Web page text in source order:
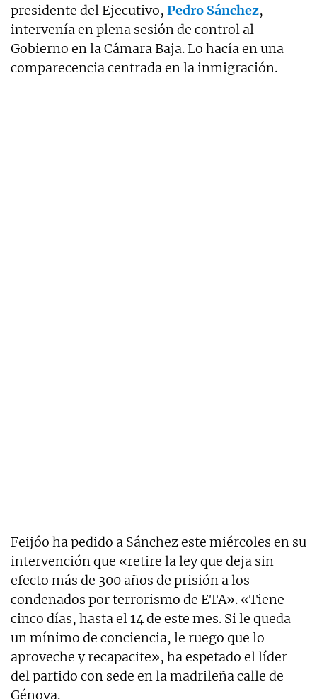
presidente del Ejecutivo, Pedro Sánchez,
intervenía en plena sesión de control al
Gobierno en la Cámara Baja. Lo hacía en una
comparecencia centrada en la inmigración.
Feijóo ha pedido a Sánchez este miércoles en su
intervención que «retire la ley que deja sin
efecto más de 300 años de prisión a los
condenados por terrorismo de ETA». «Tiene
cinco días, hasta el 14 de este mes. Si le queda
un mínimo de conciencia, le ruego que lo
aproveche y recapacite», ha espetado el líder
del partido con sede en la madrileña calle de
Génova.